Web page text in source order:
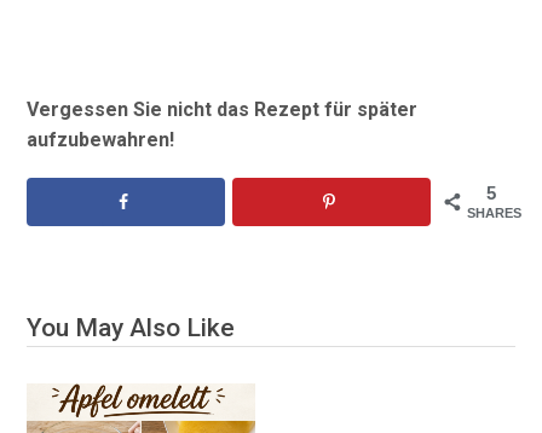
Vergessen Sie nicht das Rezept für später
aufzubewahren!
5
SHARES
You May Also Like